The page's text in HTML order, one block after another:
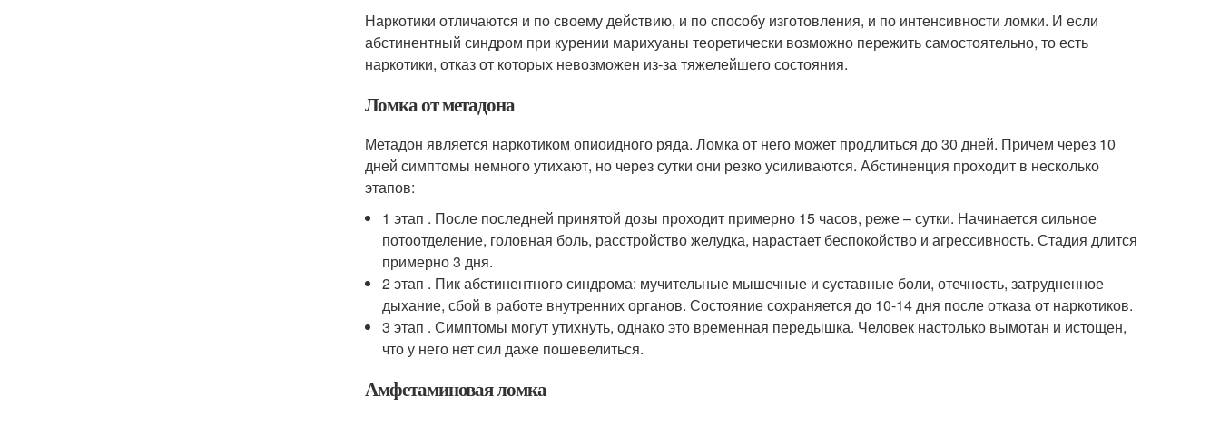
Наркотики отличаются и по своему действию, и по способу изготовления, и по интенсивности ломки. И если
абстинентный синдром при курении марихуаны теоретически возможно пережить самостоятельно, то есть
наркотики, отказ от которых невозможен из-за тяжелейшего состояния.
Ломка от метадона
Метадон является наркотиком опиоидного ряда. Ломка от него может продлиться до 30 дней. Причем через 10
дней симптомы немного утихают, но через сутки они резко усиливаются. Абстиненция проходит в несколько
этапов:
1 этап . После последней принятой дозы проходит примерно 15 часов, реже – сутки. Начинается сильное
потоотделение, головная боль, расстройство желудка, нарастает беспокойство и агрессивность. Стадия длится
примерно 3 дня.
2 этап . Пик абстинентного синдрома: мучительные мышечные и суставные боли, отечность, затрудненное
дыхание, сбой в работе внутренних органов. Состояние сохраняется до 10-14 дня после отказа от наркотиков.
3 этап . Симптомы могут утихнуть, однако это временная передышка. Человек настолько вымотан и истощен,
что у него нет сил даже пошевелиться.
Амфетаминовая ломка